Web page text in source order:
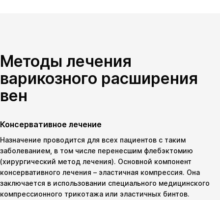
Методы лечения
варикозного расширения
вен
Консервативное лечение
Назначение проводится для всех пациентов с таким
заболеванием, в том числе перенесшим флебэктомию
(хирургический метод лечения). Основной компонент
консервативного лечения – эластичная компрессия. Она
заключается в использовании специального медицинского
компрессионного трикотажа или эластичных бинтов.